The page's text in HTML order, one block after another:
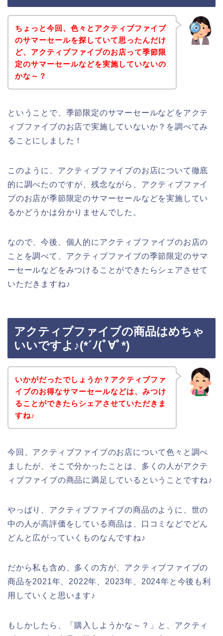
ちょっと今回、色々とアクティブファイブ
のサマーセールを探していて思ったんだけ
ど、アクティブファイブのお店って季節限
定のサマーセールなどを実施していないの
かな～？
ということで、季節限定のサマーセールなどをアクテ
ィブファイブのお店で実施していないか？を調べてみ
ることにしました！
このように、アクティブファイブのお店について徹底
的に調べたのですが、残念ながら、アクティブファイ
ブのお店が季節限定のサマーセールなどを実施してい
るかどうかは分かりませんでした。
なので、今後、個人的にアクティブファイブのお店の
ことを調べて、アクティブファイブの季節限定のサマ
ーセールなどをみつけることができたらシェアさせて
いただきますね♪
アクティブファイブの商品はめちゃ
いいですよ♪(*´ﾉ(ﾟ∀ﾟ*)
いかがだったでしょうか？アクティブファ
イブのお得なサマーセールなどは、みつけ
ることができたらシェアさせていただきま
すね♪
今回、アクティブファイブのお店について色々と調べ
ましたが、そこで分かったことは、多くの人がアクテ
ィブファイブの商品に満足しているということですね♪
やっぱり、アクティブファイブの商品のように、世の
中の人が高評価をしている商品は、口コミなどでどん
どんと広がっていくものなんですね♪
だから私も含め、多くの方が、アクティブファイブの
商品を2021年、2022年、2023年、2024年と今後も利
用していくと思います♪
もしかしたら、「購入しようかな～？」と、アクティ